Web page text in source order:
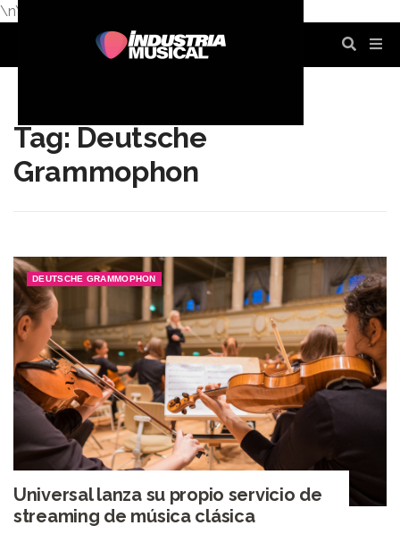
\n\n
Tag: Deutsche
Grammophon
DEUTSCHE GRAMMOPHON
Universal lanza su propio servicio de
streaming de música clásica